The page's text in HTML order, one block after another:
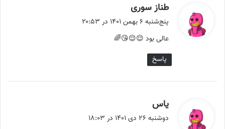
طناز سوری
ف
:
پنج‌شنبه ۶ بهمن ۱۴۰۱ در ۲۰:۵۳
عالی بود 😌😌😘🌈
پاسخ
یاس
ف
دوشنبه ۲۶ دی ۱۴۰۱ در ۱۸:۰۳